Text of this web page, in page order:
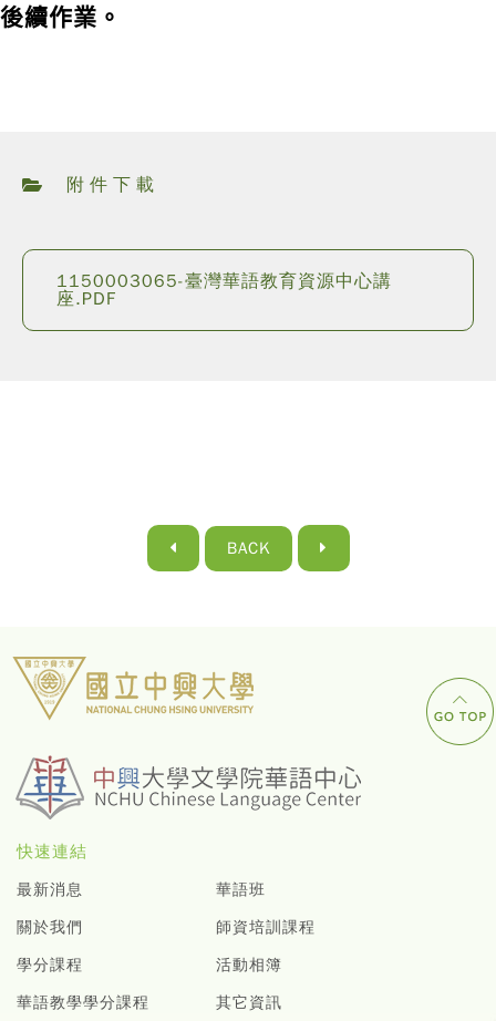
後續作業。
附件下載
1150003065-臺灣華語教育資源中心講
座.PDF
BACK
快速連結
最新消息
關於我們
學分課程
華語教學學分課程
華語班
師資培訓課程
活動相簿
其它資訊